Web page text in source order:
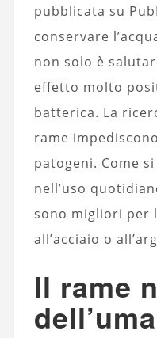
pubblicata su
conservare
non solo è
effetto molto
batterica. La
rame
patogeni. Come
nell’uso
sono migliori per
all’acciaio o
Il rame